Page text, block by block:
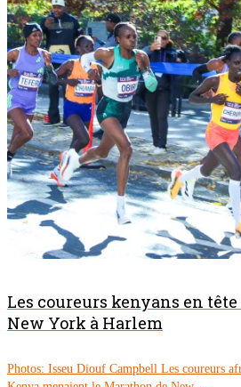
Les coureurs kenyans en
New York à Harlem
Photos: Isseu Diouf Campbell Les coureurs